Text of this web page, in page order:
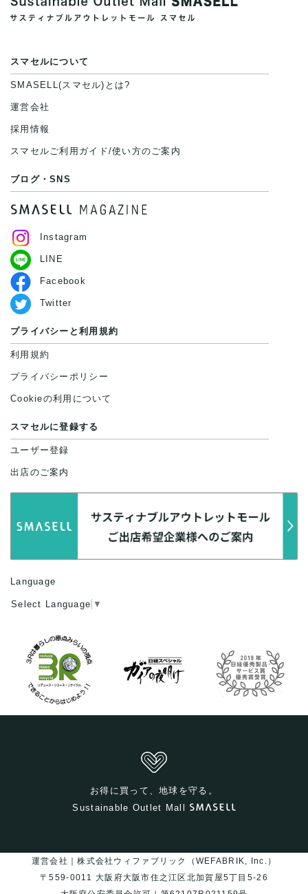
スマセルについて
SMASELL(スマセル)とは?
運営会社
採用情報
スマセルご利用ガイド/使い方のご案内
ブログ・SNS
Instagram
LINE
Facebook
Twitter
プライバシーと利用規約
利用規約
プライバシーポリシー
Cookieの利用について
スマセルに登録する
ユーザー登録
出店のご案内
Language
Select Language ▼
お得に買って、地球を守る。
Sustainable Outlet Mall
運営会社｜株式会社ウィファブリック（WEFABRIK, Inc.）
〒559-0011 大阪府大阪市住之江区北加賀屋5丁目5-26